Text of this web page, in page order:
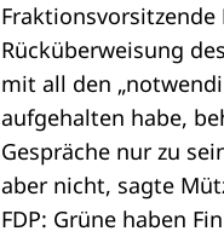
Fraktionsvorsitzende
Rücküberweisung
mit all den
aufgehalten habe,
Gespräche nur zu
aber nicht, sagte
FDP: Grüne haben